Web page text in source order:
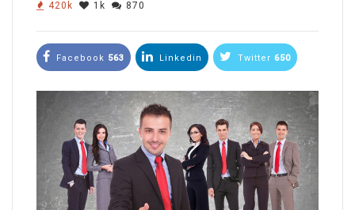
420k 1k 870
Facebook 563 Linkedin Twitter 650